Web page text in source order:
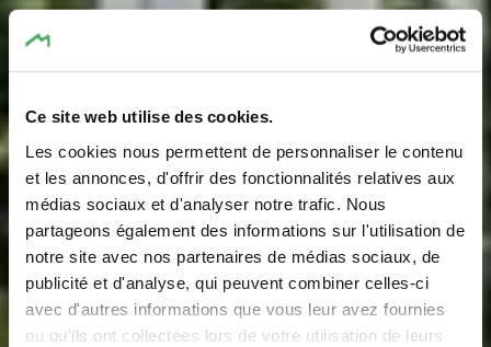
Ce site web utilise des cookies.
Les cookies nous permettent de personnaliser le contenu
et les annonces, d'offrir des fonctionnalités relatives aux
médias sociaux et d'analyser notre trafic. Nous
partageons également des informations sur l'utilisation de
notre site avec nos partenaires de médias sociaux, de
publicité et d'analyse, qui peuvent combiner celles-ci
avec d'autres informations que vous leur avez fournies
ou qu'ils ont collectées lors de votre utilisation de leurs
Monument Nommern
Où? 31, rue Principale, L-7465 Nommern